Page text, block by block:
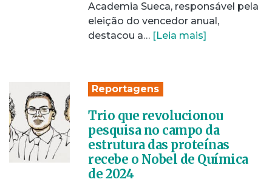
Academia Sueca, responsável pela
eleição do vencedor anual,
destacou a… [Leia mais]
Reportagens
Trio que revolucionou
pesquisa no campo da
estrutura das proteínas
recebe o Nobel de Química
de 2024